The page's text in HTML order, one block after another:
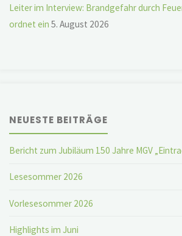
Leiter im Interview: Brandgefahr durch
ordnet ein 5. August 2026
NEUESTE BEITRÄGE
Bericht zum Jubiläum 150 Jahre MGV
Lesesommer 2026
Vorlesesommer 2026
Highlights im Juni